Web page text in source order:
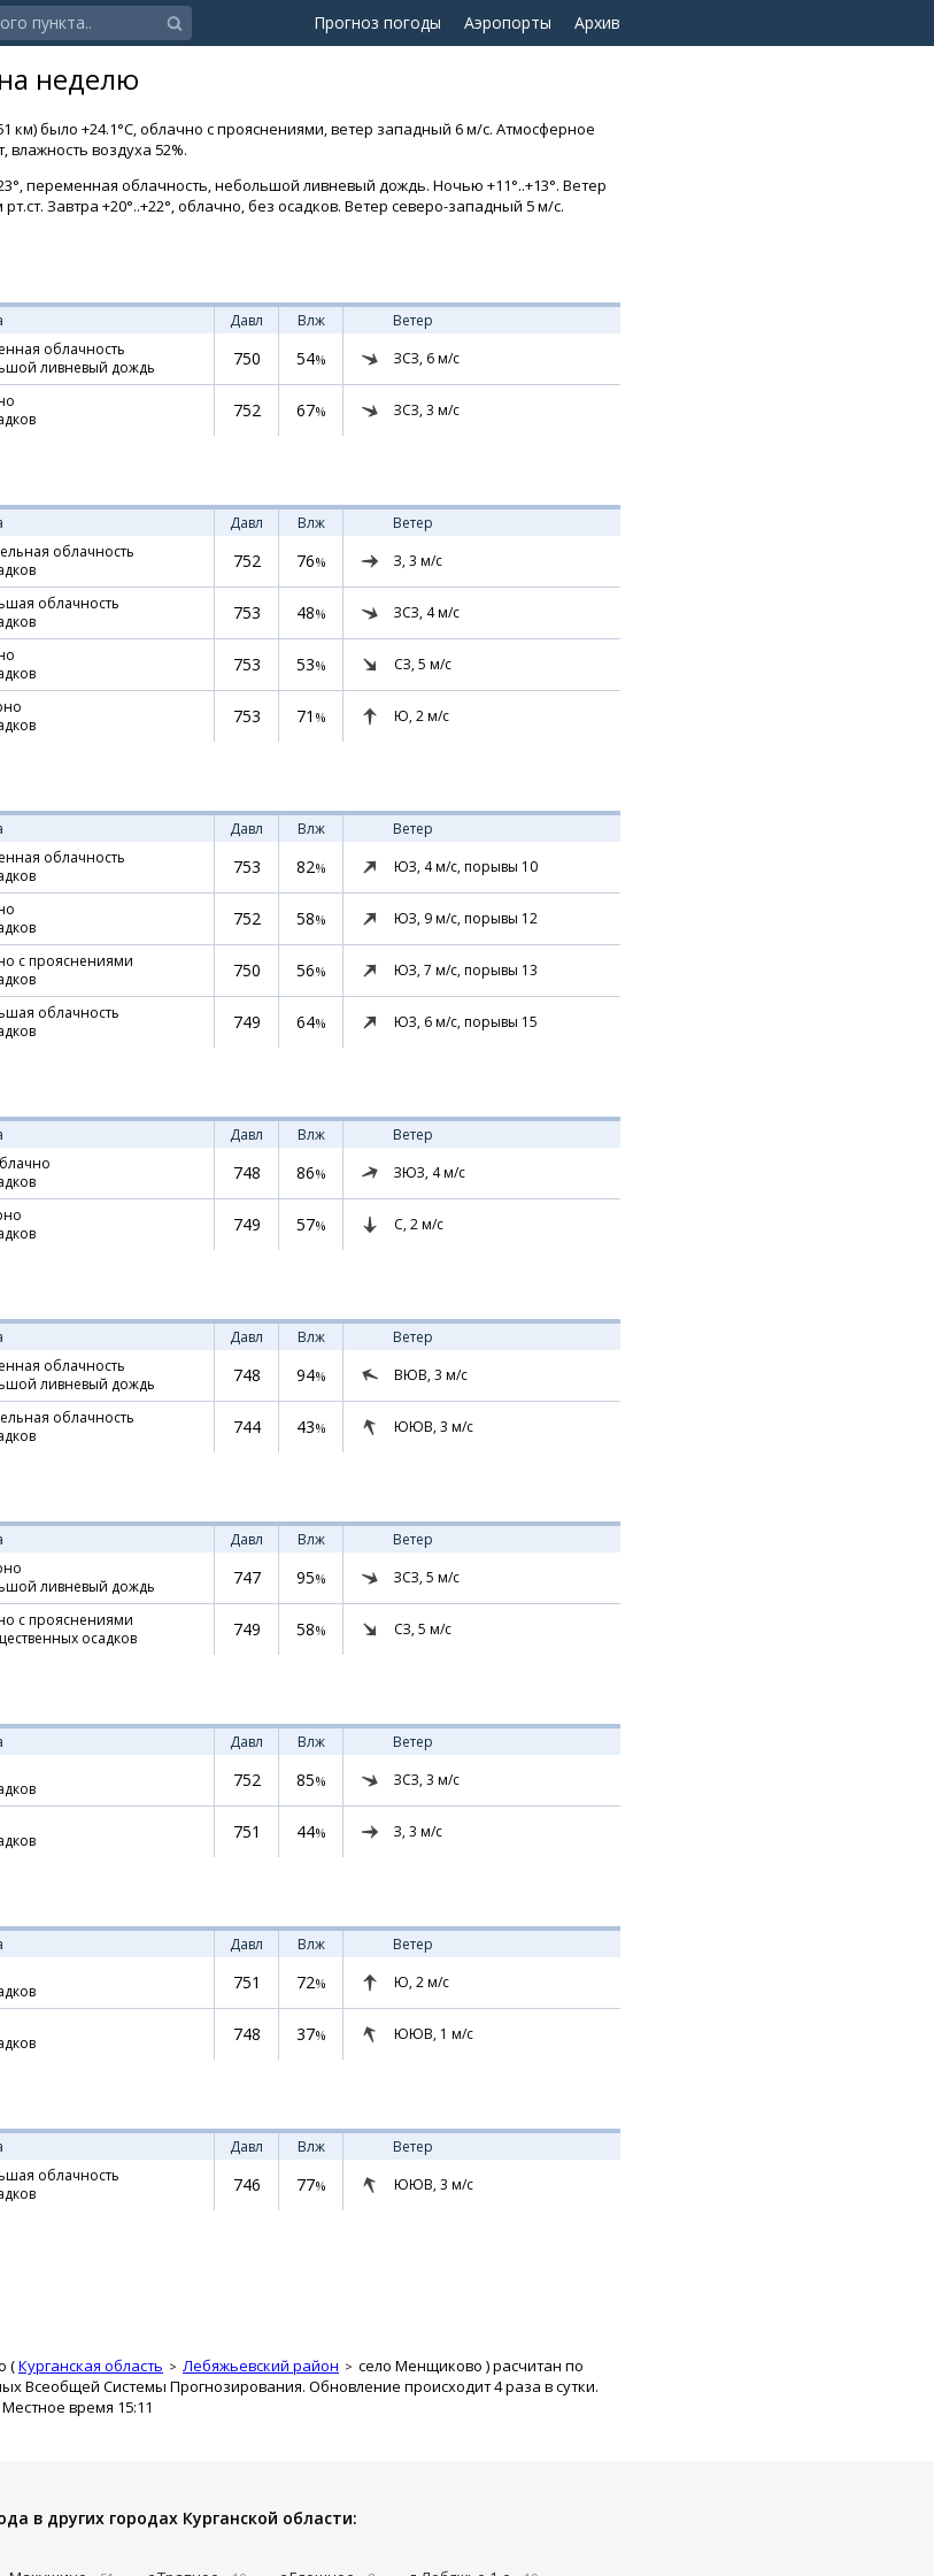
Прогноз погоды Аэропорты Архив
неделю
км) было +24.1°C, облачно с прояснениями, ветер западный 6 м/с. Атмосферное
влажность воздуха 52%.
переменная облачность, небольшой ливневый дождь. Ночью +11°..+13°. Ветер
Завтра +20°..+22°, облачно, без осадков. Ветер северо-западный 5 м/с.
Давл Влж
Ветер
облачность
ливневый дождь
750 54% ЗСЗ, 6м/с
752 67% ЗСЗ, 3 м/с
Давл Влж
Ветер
облачность
752 76% З, 3 м/с
облачность
753 48% ЗСЗ, 4м/с
753 53% СЗ, 5 м/с
753 71 % Ю, 2м/с
Давл Влж
Ветер
облачность
753 82% ЮЗ, 4м/с, порывы 10
752 58% ЮЗ, 9м/с, порывы 12
с прояснениями
750 56% ЮЗ, 7 м/с, порывы 13
облачность
749 64% ЮЗ, 6м/с, порывы 15
Давл Влж
Ветер
748 86% ЗЮЗ, 4м/с
749 57% С, 2м/с
Давл Влж
Ветер
облачность
ливневый дождь
748 94% ВЮВ, 3 м/с
облачность
744 43% ЮЮВ, 3 м/с
Давл Влж
Ветер
ливневый дождь
747 95% ЗСЗ, 5 м/с
с прояснениями
осадков
749 58% СЗ, 5 м/с
Давл Влж
Ветер
752 85% ЗСЗ, 3 м/с
751 44% З, 3 м/с
Давл Влж
Ветер
751 72% Ю, 2м/с
748 37% ЮЮВ, 1 м/с
Давл Влж
Ветер
облачность
746 77% ЮЮВ, 3 м/с
(Курганская область Лебяжьевский район село Менщиково ) расчитан по
Всеобщей Системы Прогнозирования. Обновление происходит 4 раза в сутки.
время 15:11
в других городах Курганской области: